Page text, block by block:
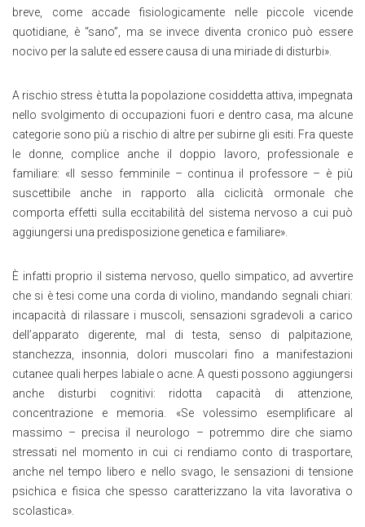
breve, come accade fisiologicamente nelle piccole vicende
quotidiane, è “sano”, ma se invece diventa cronico può essere
nocivo per la salute ed essere causa di una miriade di disturbi».
A rischio stress è tutta la popolazione cosiddetta attiva, impegnata
nello svolgimento di occupazioni fuori e dentro casa, ma alcune
categorie sono più a rischio di altre per subirne gli esiti. Fra queste
le donne, complice anche il doppio lavoro, professionale e
familiare: «Il sesso femminile – continua il professore – è più
suscettibile anche in rapporto alla ciclicità ormonale che
comporta effetti sulla eccitabilità del sistema nervoso a cui può
aggiungersi una predisposizione genetica e familiare».
È infatti proprio il sistema nervoso, quello simpatico, ad avvertire
che si è tesi come una corda di violino, mandando segnali chiari:
incapacità di rilassare i muscoli, sensazioni sgradevoli a carico
dell’apparato digerente, mal di testa, senso di palpitazione,
stanchezza, insonnia, dolori muscolari fino a manifestazioni
cutanee quali herpes labiale o acne. A questi possono aggiungersi
anche disturbi cognitivi: ridotta capacità di attenzione,
concentrazione e memoria. «Se volessimo esemplificare al
massimo – precisa il neurologo – potremmo dire che siamo
stressati nel momento in cui ci rendiamo conto di trasportare,
anche nel tempo libero e nello svago, le sensazioni di tensione
psichica e fisica che spesso caratterizzano la vita lavorativa o
scolastica».